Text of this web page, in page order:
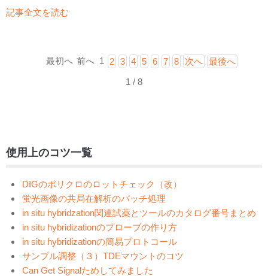
記事全文を読む
最初へ 前へ 1 2 3 4 5 6 7 8 次へ
最後へ
1 / 8
使用上のコツ一覧
DIGのポリクロのロットチェック（改）
蛍光画像の共局在解析のバッチ処理
in situ hybridzation関連試薬とツールのカタログ番号まとめ
in situ hybridizationのプローブの作り方
in situ hybridizationの簡易プロトコール
サンプル調整（３）TDEマウントのコツ
Can Get Signalためしてみました